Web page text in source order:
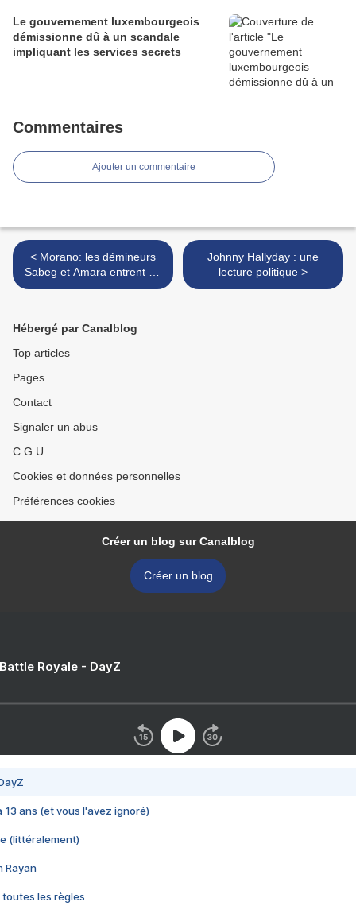
Le gouvernement luxembourgeois
démissionne dû à un scandale
impliquant les services secrets
Commentaires
Ajouter un commentaire
< Morano: les démineurs
Sabeg et Amara entrent en
action
Johnny Hallyday : une
lecture politique >
Hébergé par Canalblog
Top articles
Pages
Contact
Signaler un abus
C.G.U.
Cookies et données personnelles
Préférences cookies
Créer un blog sur Canalblog
Créer un blog
Royale - DayZ
13 ans (et vous l'avez ignoré)
(littéralement)
Rayan
toutes les règles